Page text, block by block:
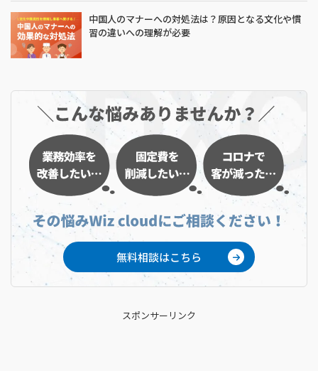
中国人のマナーへの対処法は？原因となる文化や慣
習の違いへの理解が必要
無料相談はこちら
スポンサーリンク